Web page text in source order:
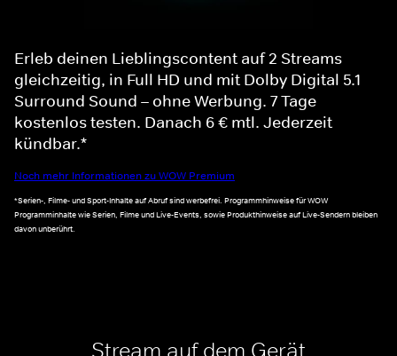
Erleb deinen Lieblingscontent auf 2 Streams
gleichzeitig, in Full HD und mit Dolby Digital 5.1
Surround Sound – ohne Werbung. 7 Tage
kostenlos testen. Danach 6 € mtl. Jederzeit
kündbar.*
Noch mehr Informationen zu WOW Premium
*Serien-, Filme- und Sport-Inhalte auf Abruf sind werbefrei. Programmhinweise für WOW
Programminhalte wie Serien, Filme und Live-Events, sowie Produkthinweise auf Live-Sendern bleiben
davon unberührt.
Stream auf dem Gerät